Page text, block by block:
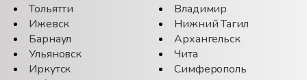
Тольятти
Ижевск
Барнаул
Ульяновск
Иркутск
Владимир
Нижний Тагил
Архангельск
Чита
Симферополь